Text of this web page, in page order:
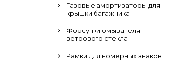
Газовые амортизаторы для
крышки багажника
Форсунки омывателя
ветрового стекла
Рамки для номерных знаков